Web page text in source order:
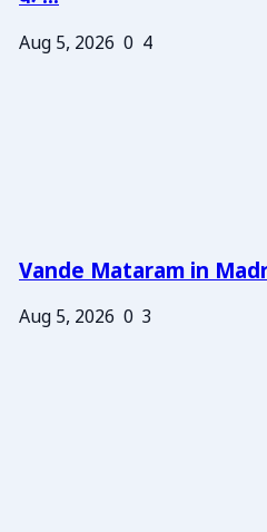
Aug 5, 2026 0 4
Vande Mataram in
Aug 5, 2026 0 3